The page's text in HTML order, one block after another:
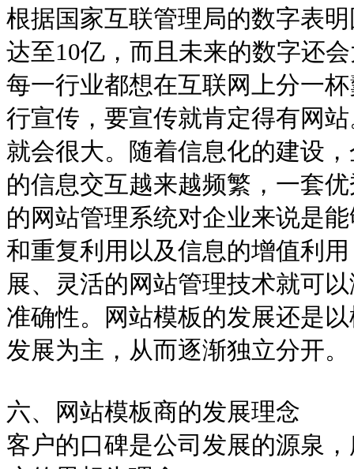
根据国家互联管理局的数字表
达至10亿，而且未来的数字还
每一行业都想在互联网上分一
行宣传，要宣传就肯定得有网
就会很大。随着信息化的建设
的信息交互越来越频繁，一套
的网站管理系统对企业来说是
和重复利用以及信息的增值利
展、灵活的网站管理技术就可
准确性。网站模板的发展还是
发展为主，从而逐渐独立分开。
六、网站模板商的发展理念
客户的口碑是公司发展的源泉